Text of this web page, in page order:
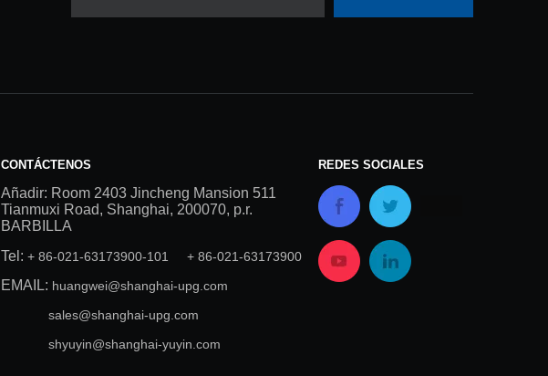
CONTÁCTENOS
Añadir: Room 2403 Jincheng Mansion 511
Tianmuxi Road, Shanghai, 200070, p.r.
BARBILLA
Tel: + 86-021-63173900-101 + 86-021-63173900
EMAIL: huangwei@shanghai-upg.com
sales@shanghai-upg.com
shyuyin@shanghai-yuyin.com
REDES SOCIALES